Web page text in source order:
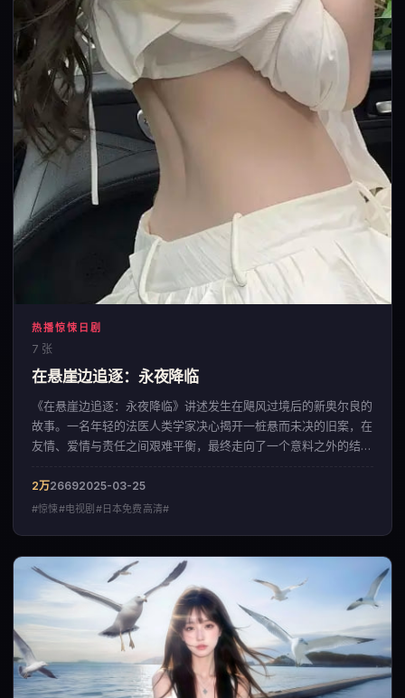
热播惊悚日剧
7 张
在悬崖边追逐：永夜降临
《在悬崖边追逐：永夜降临》讲述发生在飓风过境后的新奥尔良的
故事。一名年轻的法医人类学家决心揭开一桩悬而未决的旧案，在
友情、爱情与责任之间艰难平衡，最终走向了一个意料之外的结
佳作。
2万26692025-03-25
#惊悚#电视剧#日本免费高清#